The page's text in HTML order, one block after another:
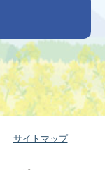
サイトマップ